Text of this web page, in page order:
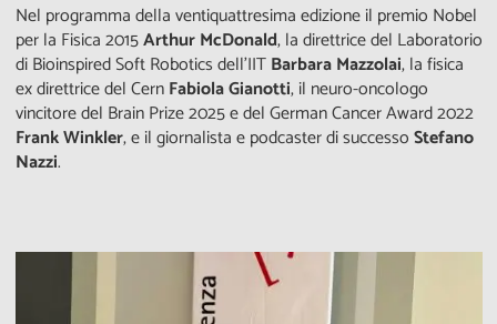
Nel programma della ventiquattresima edizione il premio Nobel
per la Fisica 2015Arthur McDonald, la direttrice del Laboratorio
di Bioinspired Soft Robotics dell’IITBarbara Mazzolai, la fisica
ex direttrice del CernFabiola Gianotti, il neuro-oncologo
vincitore del Brain Prize 2025 e del German Cancer Award 2022
Frank Winkler, e il giornalista e podcaster di successoStefano
Nazzi.